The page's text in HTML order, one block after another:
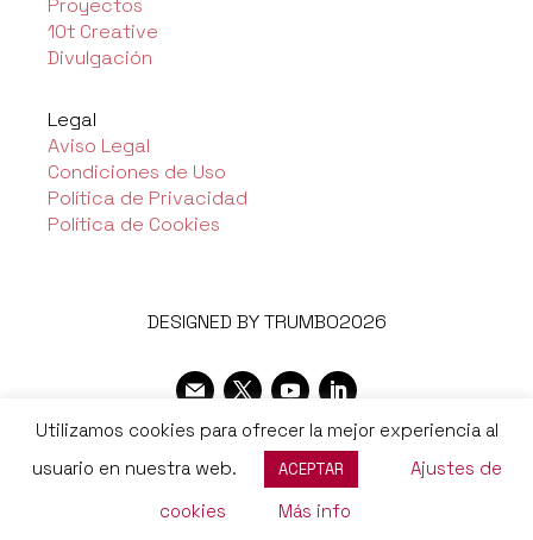
Proyectos
10t Creative
Divulgación
Legal
Aviso Legal
Condiciones de Uso
Política de Privacidad
Política de Cookies
DESIGNED BY TRUMBO2026
Utilizamos cookies para ofrecer la mejor experiencia al
usuario en nuestra web.
ACEPTAR
Ajustes de
cookies
Más info